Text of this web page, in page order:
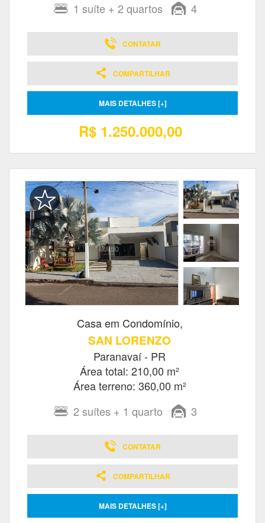
1 suíte + 2 quartos 4
CONTATAR
COMPARTILHAR
MAIS DETALHES [+]
R$ 1.250.000,00
Casa em Condomínio,
SAN LORENZO
Paranavaí - PR
Área total: 210,00 m²
Área terreno: 360,00 m²
2 suítes + 1 quarto 3
CONTATAR
COMPARTILHAR
MAIS DETALHES [+]